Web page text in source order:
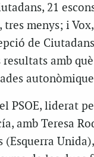
21
menys; i
de
amb
PSOE, liderat
amb Teresa